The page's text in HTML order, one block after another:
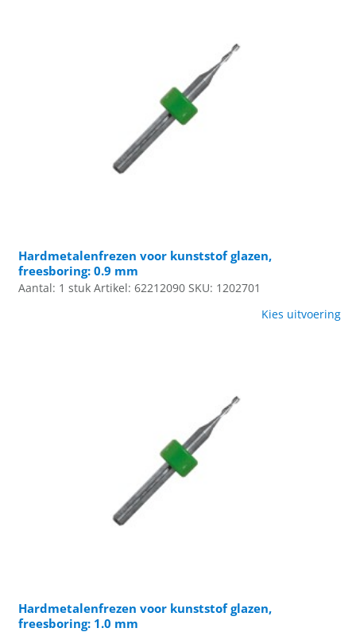
Hardmetalenfrezen voor kunststof glazen,
freesboring: 0.9 mm
Aantal: 1 stuk Artikel: 62212090 SKU: 1202701
Kies uitvoering
Hardmetalenfrezen voor kunststof glazen,
freesboring: 1.0 mm